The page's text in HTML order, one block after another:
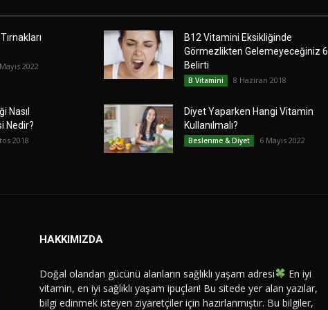
2022
B12 Vitamini Eksikliğinde
Görmezlikten Gelemeyeceğiniz 6
Belirti
B Vitamini 8 Haziran 2018
Nasıl
Nedir?
2018
Diyet Yaparken Hangi Vitamin
Kullanılmalı?
Beslenme & Diyet 6 Mayıs 2022
HAKKIMIZDA
Doğal olandan gücünü alanların sağlıklı yaşam adresi
En iyi
vitamin, en iyi sağlıklı yaşam ipuçları! Bu sitede yer alan yazılar,
bilgi edinmek isteyen ziyaretçiler için hazırlanmıştır. Bu bilgiler,